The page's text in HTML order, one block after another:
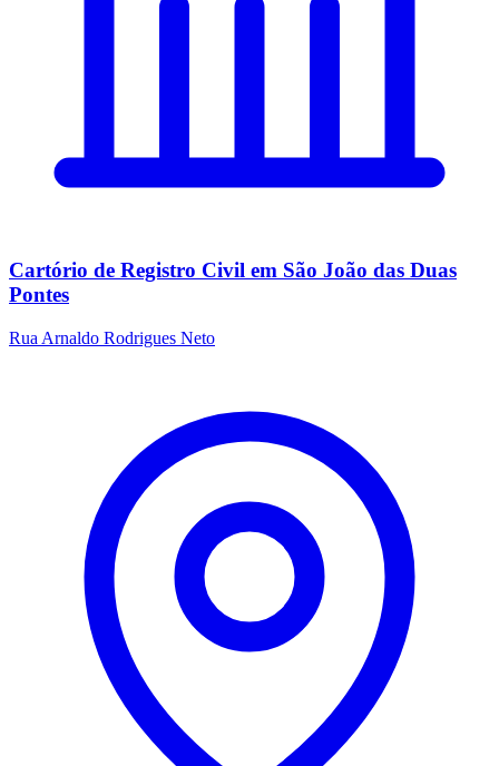
Cartório de Registro Civil em São João das Duas
Pontes
Rua Arnaldo Rodrigues Neto